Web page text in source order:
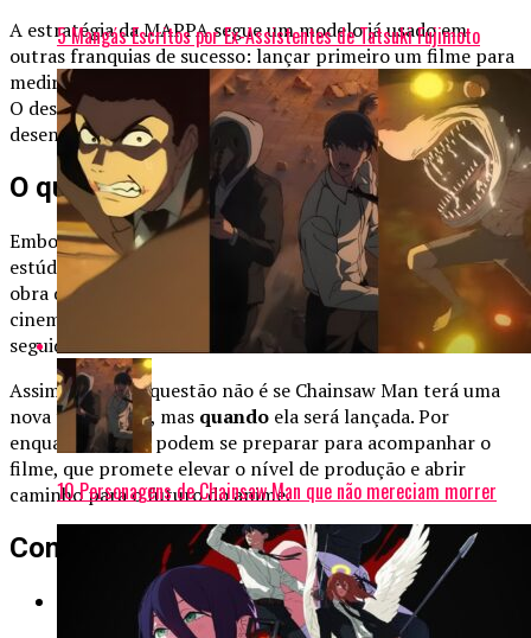
A estratégia da MAPPA segue um modelo já usado em
outras franquias de sucesso: lançar primeiro um filme para
medir a recepção do público e financiar produções futuras.
O desempenho do longa será determinante para acelerar o
desenvolvimento da continuação na TV.
O que esperar do futuro da série
Embora a atenção esteja voltada ao filme do arco de Reze, o
estúdio deixou claro que o objetivo é continuar adaptando a
obra de Fujimoto. Caso o longa conquiste o público nos
cinemas, a segunda temporada pode ser anunciada em
seguida.
Assim, a grande questão não é se Chainsaw Man terá uma
nova temporada, mas quando ela será lançada. Por
enquanto, os fãs podem se preparar para acompanhar o
filme, que promete elevar o nível de produção e abrir
caminho para o futuro do anime.
Confira também:
10 Melhores animes com grandes enredos para
5 Mangás Escritos por Ex-Assistentes de Tatsuki Fujimoto
10 Personagens de Chainsaw Man que não mereciam morrer